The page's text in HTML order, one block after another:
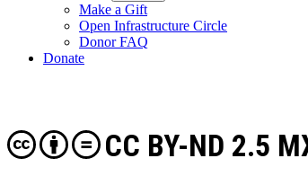
Make a Gift
Open Infrastructure Circle
Donor FAQ
Donate
CC BY-ND 2.5